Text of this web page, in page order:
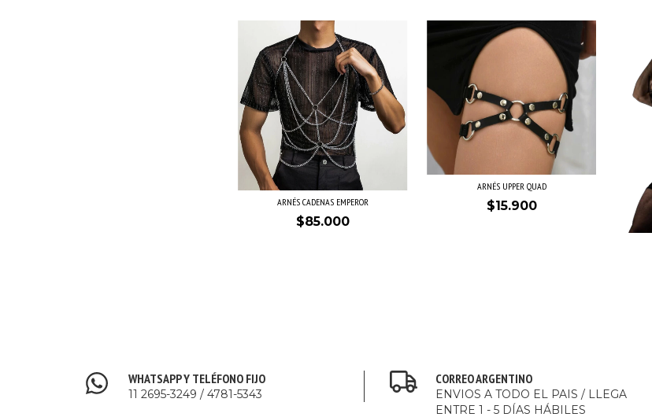
ARNÉS CADENAS EMPEROR
$85.000
ARNÉS UPPER QUAD
$15.900
WHATSAPP Y TELÉFONO FIJO
11 2695-3249 / 4781-5343
CORREO ARGENTINO
ENVIOS A TODO EL PAIS / LLEGA
ENTRE 1 - 5 DÍAS HÁBILES